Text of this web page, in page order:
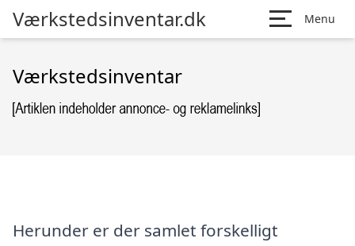
Værkstedsinventar.dk Menu
Værkstedsinventar
Herunder er der samlet forskelligt